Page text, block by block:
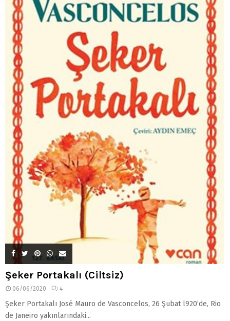
Şeker Portakalı (Ciltsiz)
06/06/2020 4
Şeker Portakalı José Mauro de Vasconcelos, 26 Şubat l920’de, Rio
de Janeiro yakınlarındaki...